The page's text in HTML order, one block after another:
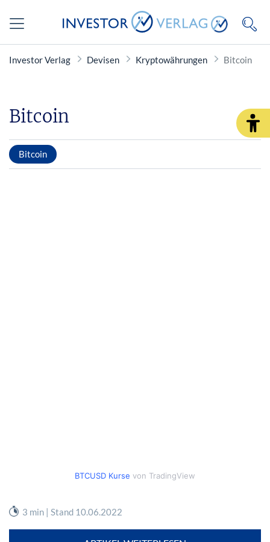
Investor Verlag Devisen Kryptowährungen Bitcoin
Bitcoin
Bitcoin
BTCUSD Kurse von TradingView
3 min | Stand 10.06.2022